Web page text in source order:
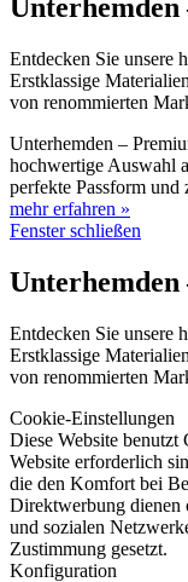
Entdecken Sie unsere
Erstklassige
von renommierten
Unterhemden –
hochwertige Auswahl
perfekte Passform
mehr erfahren »
Fenster schließen
Entdecken Sie unsere
Erstklassige
von renommierten
Cookie-Einstellungen
Diese Website benutzt
Website erforderlich
die den Komfort bei
Direktwerbung dienen
und sozialen
Zustimmung gesetzt.
Konfiguration